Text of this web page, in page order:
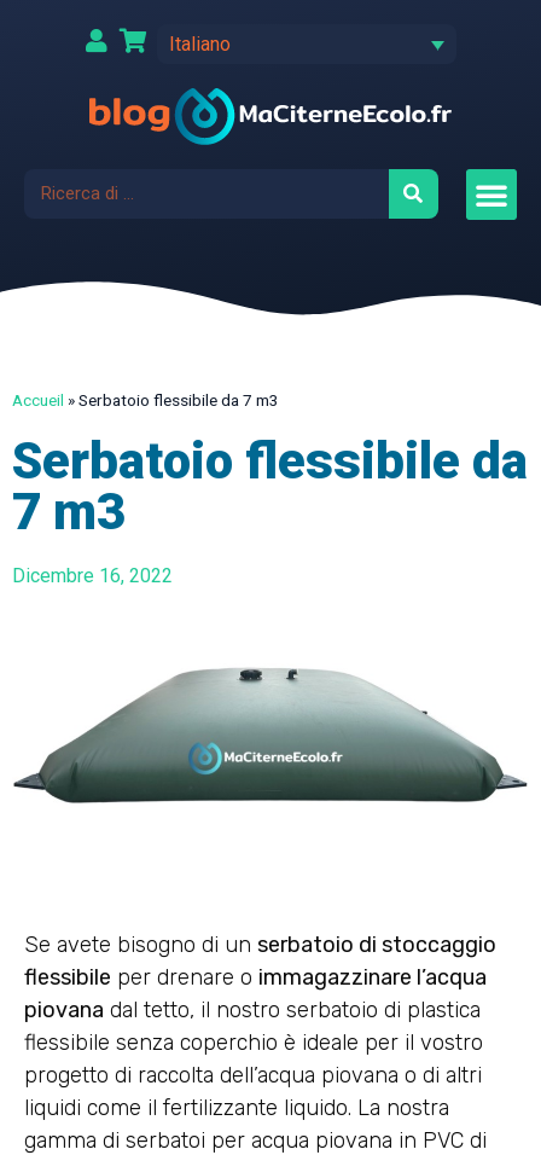
Italiano
Accueil »Serbatoio flessibile da 7 m3
Serbatoio flessibile da
7 m3
Dicembre 16, 2022
Se avete bisogno di un serbatoio di stoccaggio
flessibile per drenare o immagazzinare l’acqua
piovana dal tetto, il nostro serbatoio di plastica
flessibile senza coperchio è ideale per il vostro
progetto di raccolta dell’acqua piovana o di altri
liquidi come il fertilizzante liquido. La nostra
gamma di serbatoi per acqua piovana in PVC di